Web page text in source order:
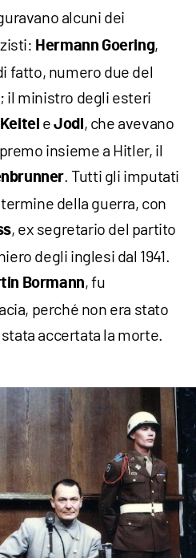
alcuni dei
Hermann Goering,
fatto, numero due del
il ministro degli esteri
Keitel eJodl , che avevano
insieme a Hitler, il
. Tutti gli imputati
della guerra, con
, ex segretario del partito
degli inglesi dal 1941.
Bormann, fu
perché non era stato
accertata la morte.